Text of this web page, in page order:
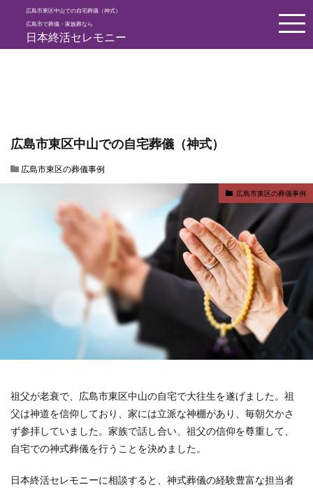
広島市東区中山での自宅葬儀（神式）
広島市で葬儀・家族葬なら
日本終活セレモニー
HOME 広島市の葬儀の事例 広島市東
広島市東区中山での自宅葬儀（神式）
広島市東区の葬儀事例
広島市東区の葬儀事例
祖父が老衰で、広島市東区中山の自宅で大往生を遂げました。祖
父は神道を信仰しており、家には立派な神棚があり、毎朝欠かさ
ず参拝していました。家族で話し合い、祖父の信仰を尊重して、
自宅での神式葬儀を行うことを決めました。
日本終活セレモニーに相談すると、神式葬儀の経験豊富な担当者